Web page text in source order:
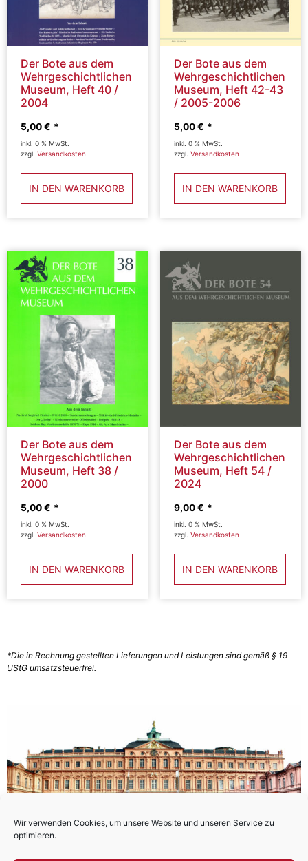
Wir verwenden Cookies, um unsere Website und unseren Service zu
optimieren.
Der Bote aus dem
Wehrgeschichtlichen
Museum, Heft 40 /
2004
5,00€
inkl. 0 % MwSt.
zzgl. Versandkosten
IN DEN WARENKORB
Der Bote aus dem
Wehrgeschichtlichen
Museum, Heft 42-43
/ 2005-2006
5,00€
inkl. 0 % MwSt.
zzgl. Versandkosten
IN DEN WARENKORB
Der Bote aus dem
Wehrgeschichtlichen
Museum, Heft 38 /
2000
5,00€
inkl. 0 % MwSt.
zzgl. Versandkosten
IN DEN WARENKORB
Der Bote aus dem
Wehrgeschichtlichen
Museum, Heft 54 /
2024
9,00€
inkl. 0 % MwSt.
zzgl. Versandkosten
IN DEN WARENKORB
*Die in Rechnung gestellten Lieferungen und Leistungen sind gemäß § 19
UStG umsatzsteuerfrei.